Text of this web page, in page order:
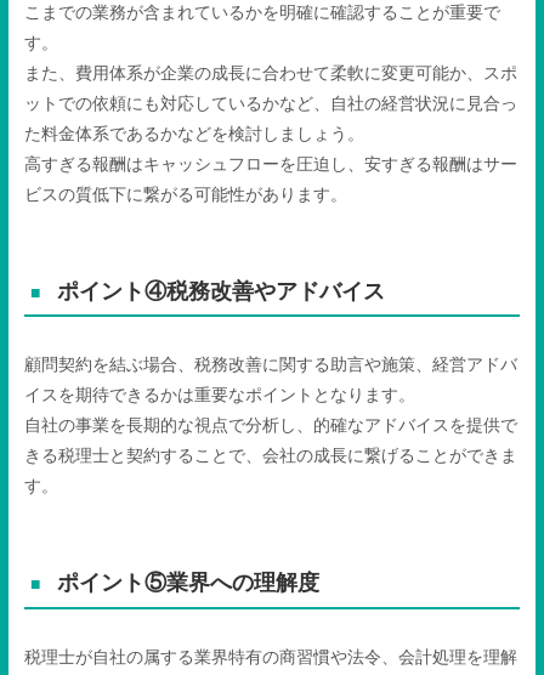
こまでの業務が含まれているかを明確に確認することが重要で
す。
また、費用体系が企業の成長に合わせて柔軟に変更可能か、スポ
ットでの依頼にも対応しているかなど、自社の経営状況に見合っ
た料金体系であるかなどを検討しましょう。
高すぎる報酬はキャッシュフローを圧迫し、安すぎる報酬はサー
ビスの質低下に繋がる可能性があります。
ポイント④税務改善やアドバイス
顧問契約を結ぶ場合、税務改善に関する助言や施策、経営アドバ
イスを期待できるかは重要なポイントとなります。
自社の事業を長期的な視点で分析し、的確なアドバイスを提供で
きる税理士と契約することで、会社の成長に繋げることができま
す。
ポイント⑤業界への理解度
税理士が自社の属する業界特有の商習慣や法令、会計処理を理解